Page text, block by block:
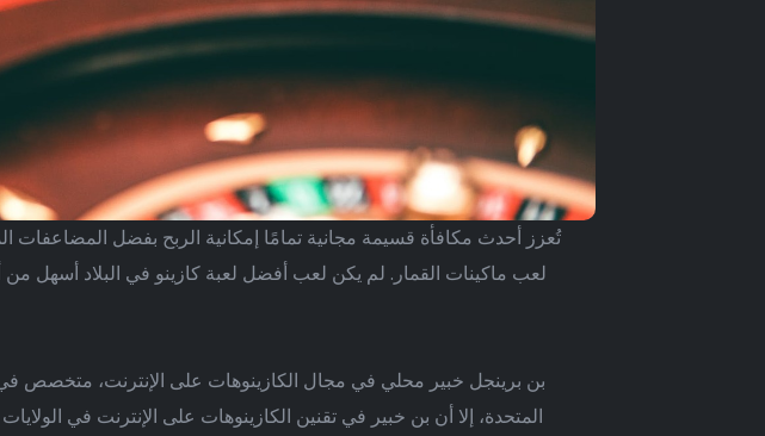
تُعزز أحدث مكافأة قسيمة مجانية تمامًا إمكانية الربح بفضل المضاعفات
لعب ماكينات القمار. لم يكن لعب أفضل لعبة كازينو في البلاد أسهل
بن برينجل خبير محلي في مجال الكازينوهات على الإنترنت، متخصص في
المتحدة، إلا أن بن خبير في تقنين الكازينوهات على الإنترنت في